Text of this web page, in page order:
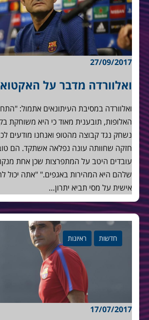
27/09/2017
ואלוורדה מדבר על
ואלוורדה במסיבת העיתונאים אתמול:
האלופות, תובענית מאוד כי היא משוחקת
נשחק נגד קבוצה מהטופ ואנחנו מודעים
חזקה שחוותה עונה נפלאה אשתקד. הם
עובדים היטב על המתפרצות שכן אחת
שלהם היא המהירות באגפים." "אתה יכול
אישית על מסי תביא יתרון…
חדשות ראיונות
17/07/2017